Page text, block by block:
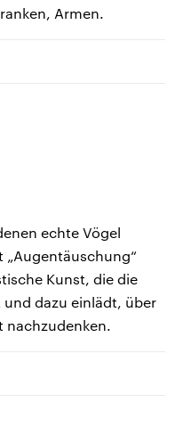
Armen.
echte Vögel
„Augentäuschung“
Kunst, die die
dazu einlädt, über
nachzudenken.